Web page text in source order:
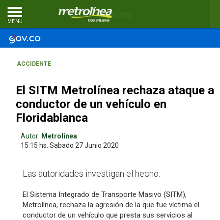
MENU
ACCIDENTE
El SITM Metrolínea rechaza ataque a
conductor de un vehículo en
Floridablanca
Autor: Metrolínea
15:15 hs. Sabado 27Junio 2020
Las autoridades investigan el hecho.
El Sistema Integrado de Transporte Masivo (SITM),
Metrolínea, rechaza la agresión de la que fue víctima el
conductor de un vehículo que presta sus servicios al
Comentarios